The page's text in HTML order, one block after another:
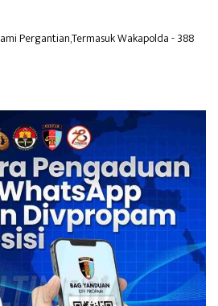
Pergantian,Termasuk Wakapolda- 388